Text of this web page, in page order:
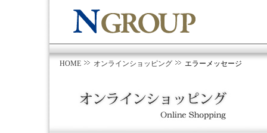
HOME オンラインショッピング エラーメッセージ